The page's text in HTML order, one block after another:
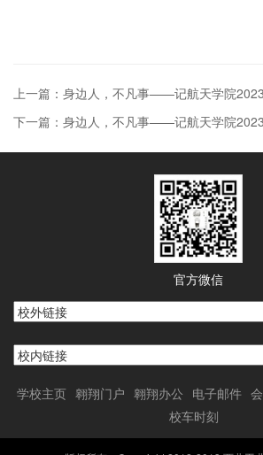
官方微信
学校主页 翱翔门户 翱翔办公 电子邮件
校车时刻